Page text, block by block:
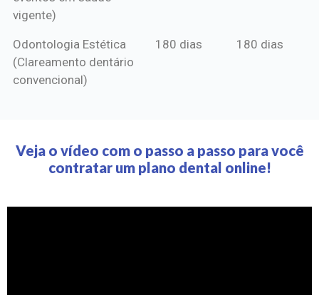
vigente)
Odontologia Estética
(Clareamento dentário
convencional)
180 dias 180 dias
Veja o vídeo com o passo a passo para você
contratar um plano dental online!